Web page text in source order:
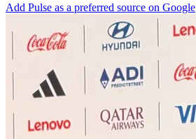
Add Pulse as a preferred source on Google